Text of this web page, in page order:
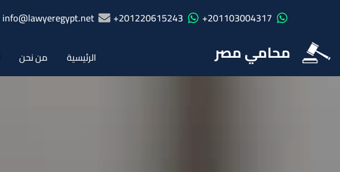
201103004317+
201220615243+
info@lawyeregypt.net
محامي مصر الرئيسية من نحن